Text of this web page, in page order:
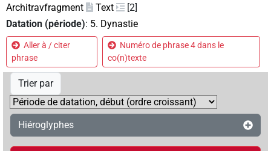
Architravfragment
Text
[2]
Datation (période): 5. Dynastie
Aller à / citer
phrase
Numéro de phrase 4 dans le
co(n)texte
Trier par
Hiéroglyphes